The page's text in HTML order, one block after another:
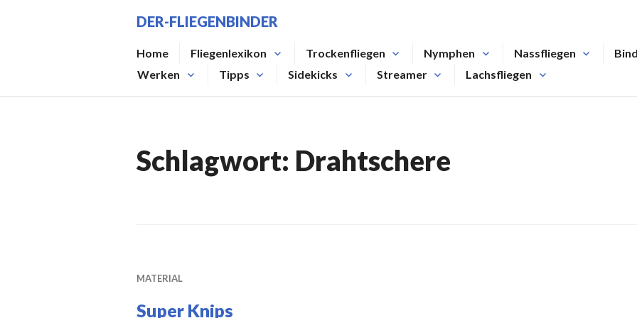
DER-FLIEGENBINDER
Home Fliegenlexikon Trockenfliegen Nymphen Nassfliegen
Werken
Tipps Sidekicks Streamer Lachsfliegen
Schlagwort: Drahtschere
MATERIAL
Super Knips